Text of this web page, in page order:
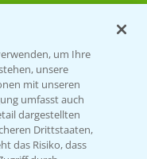
um Ihre
unsere
mit unseren
umfasst auch
dargestellten
Drittstaaten,
das Risiko, dass